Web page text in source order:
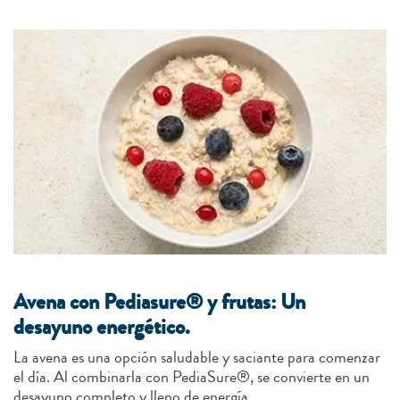
Avena con Pediasure® y frutas: Un
desayuno energético.
La avena es una opción saludable y saciante para comenzar
el día. Al combinarla con PediaSure®, se convierte en un